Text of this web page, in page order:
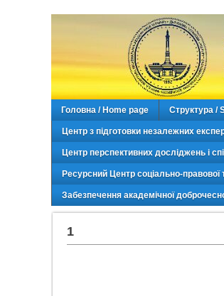
Головна / Home page Структура /
Центр з підготовки незалежних
Центр перспективних досліджень і
Ресурсний Центр соціально-правової
Забезпечення академічної
1